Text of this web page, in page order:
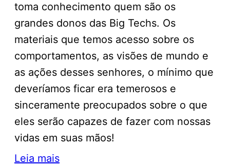
toma conhecimento quem são os
grandes donos das Big Techs. Os
materiais que temos acesso sobre os
comportamentos, as visões de mundo e
as ações desses senhores, o mínimo que
deveríamos ficar era temerosos e
sinceramente preocupados sobre o que
eles serão capazes de fazer com nossas
vidas em suas mãos!
Leia mais